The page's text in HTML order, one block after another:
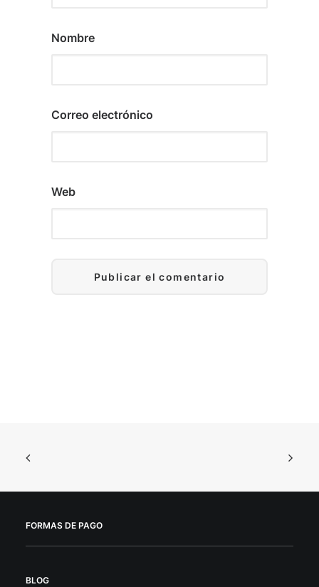
Nombre
Correo electrónico
Web
FORMAS DE PAGO
BLOG